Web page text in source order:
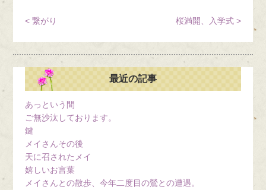
< 繋がり 桜満開、入学式 >
最近の記事
あっという間
ご無沙汰しております。
鍵
メイさんその後
天に召されたメイ
嬉しいお言葉
メイさんとの散歩、今年二度目の鶯との遭遇。